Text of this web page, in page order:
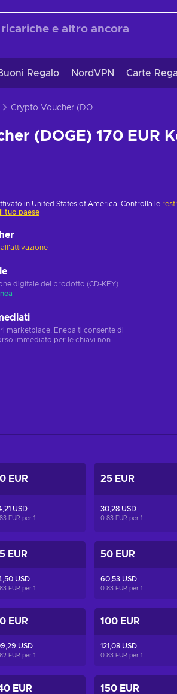
Regalo NordVPN Carte
Crypto Voucher (DOGE) 170 EUR Key EUROPE
(DOGE) 170 EUR
in United States of America. Controlla le
tuo paese
digitale del prodotto (CD-KEY)
marketplace, Eneba ti consente di
immediato per le chiavi non
EUR
USD
EUR per 1
25 EUR
30,28 USD
0.83 EUR per1
EUR
USD
EUR per 1
50 EUR
60,53 USD
0.83 EUR per1
EUR
USD
EUR per 1
100 EUR
121,08 USD
0.83 EUR per1
EUR 150 EUR